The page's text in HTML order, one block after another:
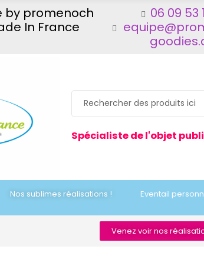
by promenoch
In France
06 09 53
Spécialiste de l'objet
Nos sublimes réalisations ! Eventail
Venez voir nos